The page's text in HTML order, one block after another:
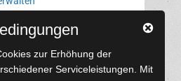
Tumblr
Pinterest
Instagram
X RSS-Feed
zur Erhöhung der
Serviceleistungen. Mit